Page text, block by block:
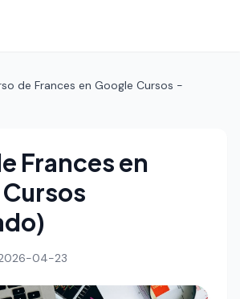
de Frances en Google Cursos -
Frances en
04-23